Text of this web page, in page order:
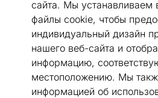
сайта. Мы устанавливаем
файлы cookie, чтобы
индивидуальный дизайн
нашего веб-сайта и
информацию,
местоположению. Мы
информацией об